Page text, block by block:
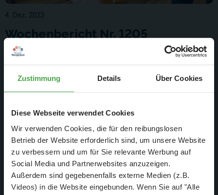
Zustimmung Details Über Cookies
Diese Webseite verwendet Cookies
Wir verwenden Cookies, die für den reibungslosen
Betrieb der Website erforderlich sind, um unsere Website
zu verbessern und um für Sie relevante Werbung auf
Social Media und Partnerwebsites anzuzeigen.
Außerdem sind gegebenenfalls externe Medien (z.B.
Videos) in die Website eingebunden. Wenn Sie auf "Alle
4. Dez. 2023
Wochenbericht Nr. 1205
Montag 27.11.23- Sonntag 03.12.23
Weiterlesen